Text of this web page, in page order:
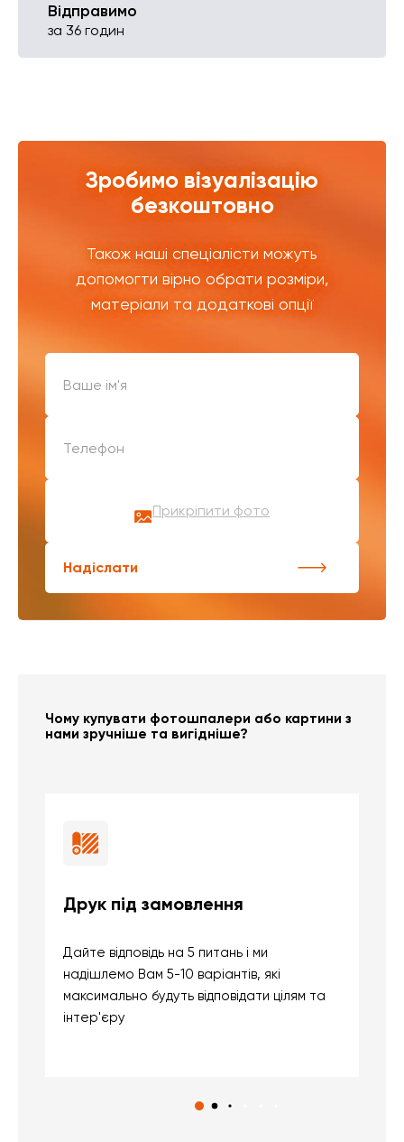
Відправимо
за 36 годин
Зробимо візуалізацію
безкоштовно
Також наші спеціалісти можуть
допомогти вірно обрати розміри,
матеріали та додаткові опції
Прикріпити фото
Надіслати
Чому купувати фотошпалери або картини з
нами зручніше та вигідніше?
Друк під замовлення
Дайте відповідь на 5 питань і ми
надішлемо Вам 5-10 варіантів, які
максимально будуть відповідати цілям та
інтер'єру